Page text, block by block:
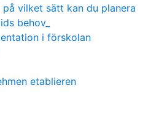
på vilket sätt kan du planera
behov_
i förskolan
etablieren